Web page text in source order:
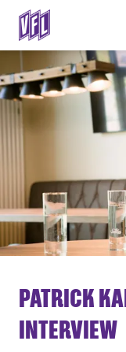
PATRICK
INTERVIEW